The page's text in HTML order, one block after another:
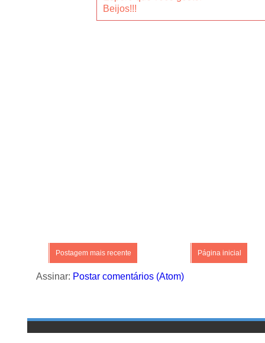
Beijos!!!
Postagem mais recente Página inicial
Assinar: Postar comentários (Atom)